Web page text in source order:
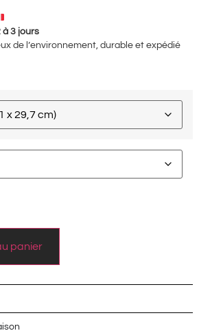
à 3 jours
de l’environnement, durable et expédié
panier